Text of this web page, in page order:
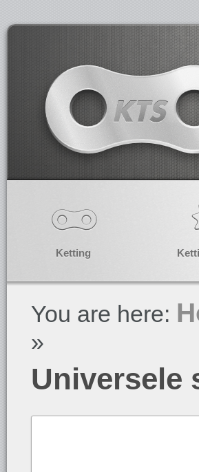
Ketting
You are here:
»
Universele